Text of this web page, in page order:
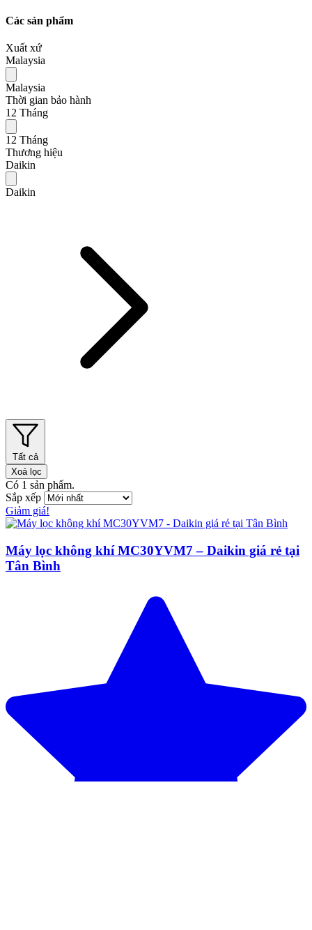
Các sản phẩm
Xuất xứ
Malaysia
Malaysia
Thời gian bảo hành
12 Tháng
12 Tháng
Thương hiệu
Daikin
Daikin
Tất cả
Xoá lọc
Có 1 sản phẩm.
Sắp xếp
Giảm giá!
Máy lọc không khí MC30YVM7 – Daikin giá rẻ tại
Tân Bình